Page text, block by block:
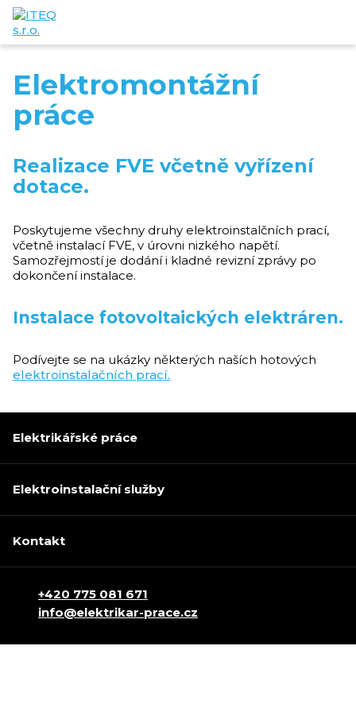
Elektromontážní
práce
Realizace FVE včetně vyřízení
dotace.
Poskytujeme všechny druhy elektroinstalčních prací,
včetně instalací FVE, v úrovni nizkého napětí.
Samozřejmostí je dodání i kladné revizní zprávy po
dokončení instalace.
Instalace fotovoltaických elektráren.
Podívejte se na ukázky některých naších hotových
elektroinstalačních prací.
Elektrikářské práce
Elektroinstalační služby
Kontakt
+420 775 081 671
info@elektrikar-prace.cz